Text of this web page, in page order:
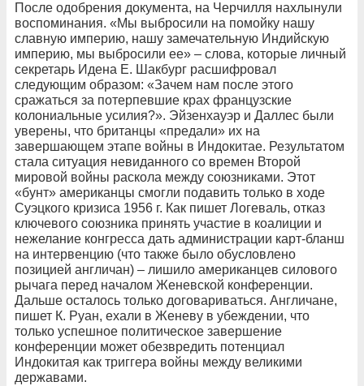
После одобрения документа, на Черчилля нахлынули
воспоминания. «Мы выбросили на помойку нашу
славную империю, нашу замечательную Индийскую
империю, мы выбросили ее» – слова, которые личный
секретарь Идена Е. Шакбург расшифровал
следующим образом: «Зачем нам после этого
сражаться за потерпевшие крах французские
колониальные усилия?». Эйзенхауэр и Даллес были
уверены, что британцы «предали» их на
завершающем этапе войны в Индокитае. Результатом
стала ситуация невиданного со времен Второй
мировой войны раскола между союзниками. Этот
«бунт» американцы смогли подавить только в ходе
Суэцкого кризиса 1956 г. Как пишет Логеваль, отказ
ключевого союзника принять участие в коалиции и
нежелание конгресса дать администрации карт-бланш
на интервенцию (что также было обусловлено
позицией англичан) – лишило американцев силового
рычага перед началом Женевской конференции.
Дальше осталось только договариваться. Англичане,
пишет К. Руан, ехали в Женеву в убеждении, что
только успешное политическое завершение
конференции может обезвредить потенциал
Индокитая как триггера войны между великими
державами.